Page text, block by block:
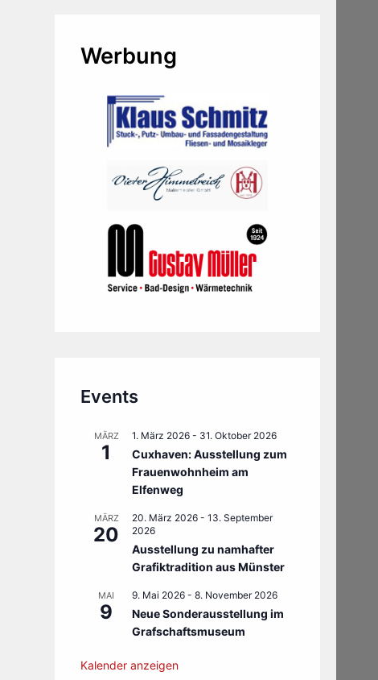
Werbung
Events
MÄRZ
1
1. März 2026 - 31. Oktober 2026
Cuxhaven: Ausstellung zum
Frauenwohnheim am
Elfenweg
MÄRZ
20
20. März 2026 - 13. September
2026
Ausstellung zu namhafter
Grafiktradition aus Münster
MAI
9
9. Mai 2026 - 8. November 2026
Neue Sonderausstellung im
Grafschaftsmuseum
Kalender anzeigen